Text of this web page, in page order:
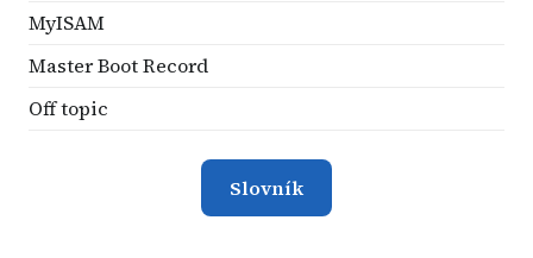
MyISAM
Master Boot Record
Off topic
Slovník